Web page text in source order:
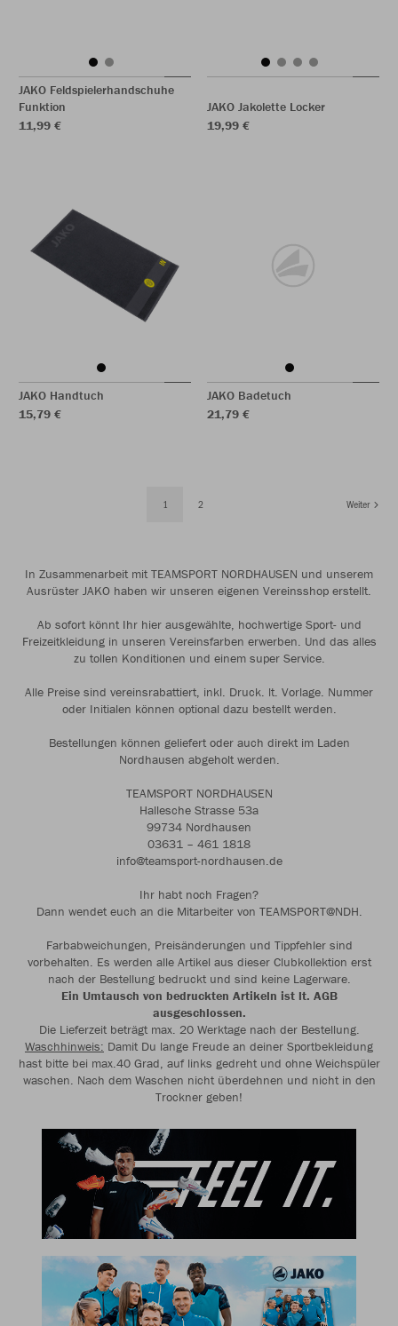
JAKO Feldspielerhandschuhe
Funktion
11,99 €
JAKO Jakolette Locker
19,99 €
JAKO Handtuch
15,79 €
JAKO Badetuch
21,79 €
1 2 Weiter
In Zusammenarbeit mit TEAMSPORT NORDHAUSEN und unserem
Ausrüster JAKO haben wir unseren eigenen Vereinsshop erstellt.
Ab sofort könnt Ihr hier ausgewählte, hochwertige Sport- und
Freizeitkleidung in unseren Vereinsfarben erwerben. Und das alles
zu tollen Konditionen und einem super Service.
Alle Preise sind vereinsrabattiert, inkl. Druck. lt. Vorlage. Nummer
oder Initialen können optional dazu bestellt werden.
Bestellungen können geliefert oder auch direkt im Laden
Nordhausen abgeholt werden.
TEAMSPORT NORDHAUSEN
Hallesche Strasse 53a
99734 Nordhausen
03631 – 461 1818
info@teamsport-nordhausen.de
Ihr habt noch Fragen?
Dann wendet euch an die Mitarbeiter von TEAMSPORT@NDH.
Farbabweichungen, Preisänderungen und Tippfehler sind
vorbehalten. Es werden alle Artikel aus dieser Clubkollektion erst
nach der Bestellung bedruckt und sind keine Lagerware.
Ein Umtausch von bedruckten Artikeln ist lt. AGB
ausgeschlossen.
Die Lieferzeit beträgt max. 20 Werktage nach der Bestellung.
Waschhinweis: Damit Du lange Freude an deiner Sportbekleidung
hast bitte bei max.40 Grad, auf links gedreht und ohne Weichspüler
waschen. Nach dem Waschen nicht überdehnen und nicht in den
Trockner geben!